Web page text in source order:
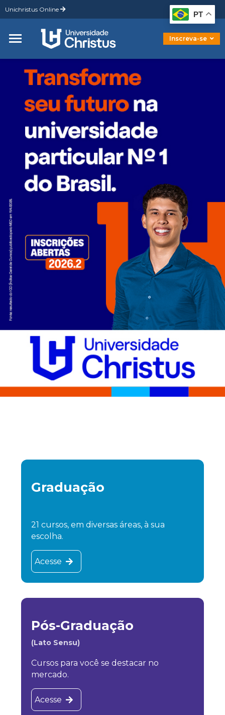
Unichristus Online
Inscreva-se
Graduação
Pós-Graduação
Mestrado
Doutorado
Graduação
21 cursos, em diversas áreas, à sua
escolha.
Acesse
Pós-Graduação
(Lato Sensu)
Cursos para você se destacar no
mercado.
Acesse
PT